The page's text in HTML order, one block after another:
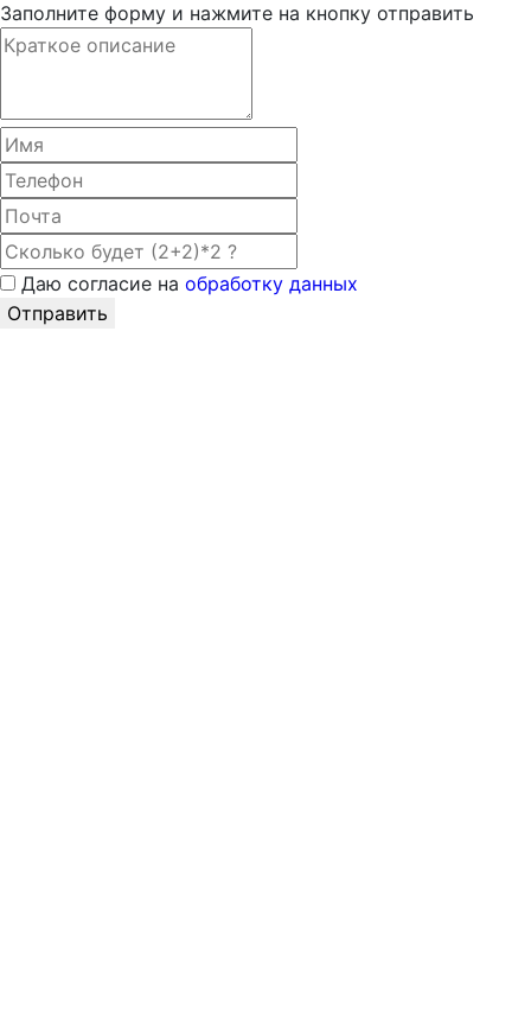
Заполните форму и нажмите на кнопку отправить
Даю согласие на обработку данных
Отправить